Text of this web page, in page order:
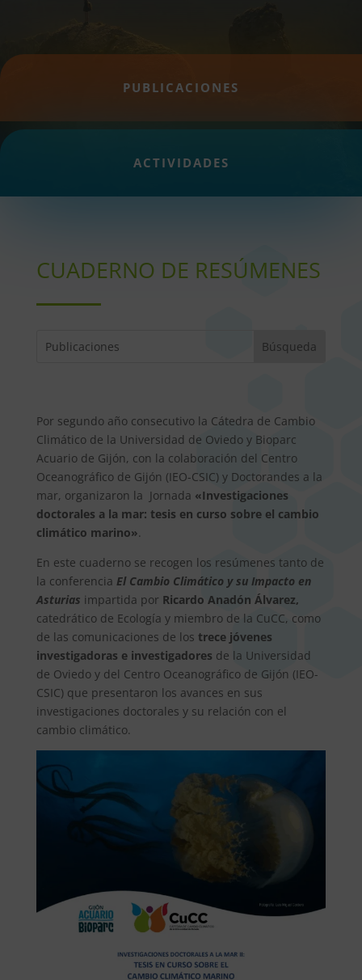
PUBLICACIONES
ACTIVIDADES
CUADERNO DE RESÚMENES
Por segundo año consecutivo la Cátedra de Cambio
Climático de la Universidad de Oviedo y Bioparc
Acuario de Gijón, con la colaboración del Centro
Oceanográfico de Gijón (IEO-CSIC) y Doctorandes a la
mar, organizaron la Jornada «Investigaciones
doctorales a la mar: tesis en curso sobre el cambio
climático marino».
En este cuaderno se recogen los resúmenes tanto de
la conferencia El Cambio Climático y su Impacto en
Asturias impartida por Ricardo Anadón Álvarez,
catedrático de Ecología y miembro de la CuCC, como
de las comunicaciones de los trece jóvenes
investigadoras e investigadores de la Universidad
de Oviedo y del Centro Oceanográfico de Gijón (IEO-
CSIC) que presentaron los avances en sus
investigaciones doctorales y su relación con el
cambio climático.